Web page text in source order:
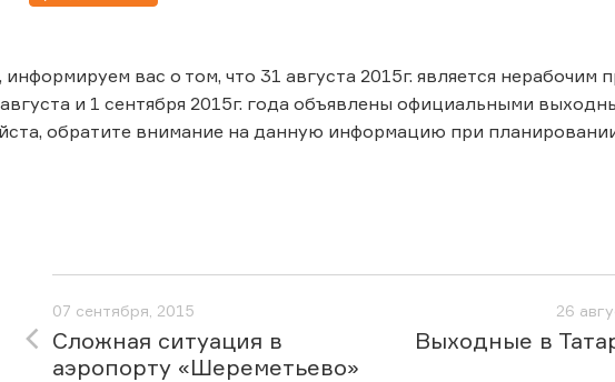
вас о том, что 31 августа 2015г. является
и 1 сентября 2015г. года объявлены официальными
обратите внимание на данную информацию при
07 сентября, 2015
Сложная ситуация в
аэропорту «Шереметьево»
26
Выходные в